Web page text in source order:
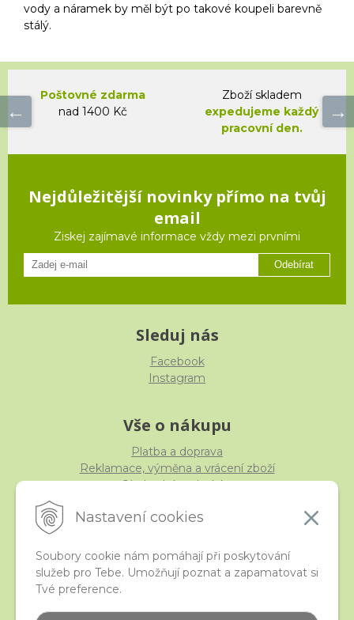
Nastavení cookies
Soubory cookie nám pomáhají při poskytování
služeb pro Tebe. Umožňují poznat a zapamatovat si
Tvé preference.
vody a náramek by měl být po takové koupeli barevně
stálý.
Poštovné zdarma
nad 1400 Kč
Zboží skladem
expedujeme každý
pracovní den.
Nejdůležitější novinky přímo na tvůj
email
Ziskej zajímavé informace vždy mezi prvními
Odebírat
Sleduj nás
Facebook
Instagram
Vše o nákupu
Platba a doprava
Reklamace, výměna a vrácení zboží
Obchodní podmínky
iStraka